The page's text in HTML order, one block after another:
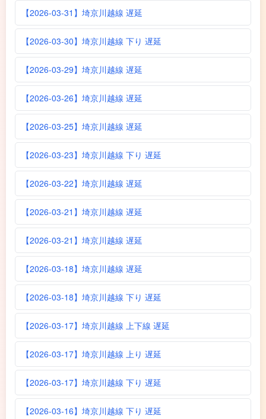
【2026-03-31】埼京川越線 遅延
【2026-03-30】埼京川越線 下り 遅延
【2026-03-29】埼京川越線 遅延
【2026-03-26】埼京川越線 遅延
【2026-03-25】埼京川越線 遅延
【2026-03-23】埼京川越線 下り 遅延
【2026-03-22】埼京川越線 遅延
【2026-03-21】埼京川越線 遅延
【2026-03-21】埼京川越線 遅延
【2026-03-18】埼京川越線 遅延
【2026-03-18】埼京川越線 下り 遅延
【2026-03-17】埼京川越線 上下線 遅延
【2026-03-17】埼京川越線 上り 遅延
【2026-03-17】埼京川越線 下り 遅延
【2026-03-16】埼京川越線 下り 遅延